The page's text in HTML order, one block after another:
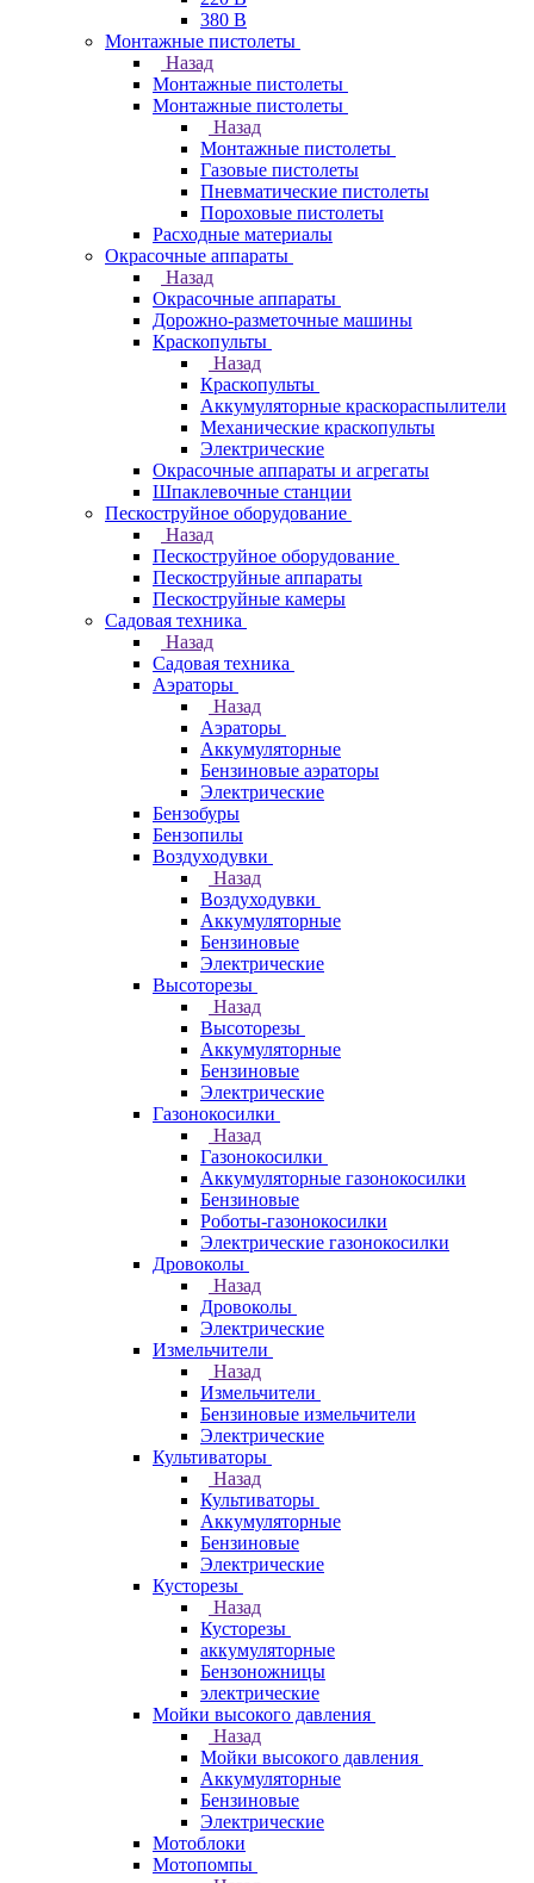
380 В
Монтажные пистолеты
Назад
Монтажные пистолеты
Монтажные пистолеты
Назад
Монтажные пистолеты
Газовые пистолеты
Пневматические пистолеты
Пороховые пистолеты
Расходные материалы
Окрасочные аппараты
Назад
Окрасочные аппараты
Дорожно-разметочные машины
Краскопульты
Назад
Краскопульты
Аккумуляторные краскораспылители
Механические краскопульты
Электрические
Окрасочные аппараты и агрегаты
Шпаклевочные станции
Пескоструйное оборудование
Назад
Пескоструйное оборудование
Пескоструйные аппараты
Пескоструйные камеры
Садовая техника
Назад
Садовая техника
Аэраторы
Назад
Аэраторы
Аккумуляторные
Бензиновые аэраторы
Электрические
Бензобуры
Бензопилы
Воздуходувки
Назад
Воздуходувки
Аккумуляторные
Бензиновые
Электрические
Высоторезы
Назад
Высоторезы
Аккумуляторные
Бензиновые
Электрические
Газонокосилки
Назад
Газонокосилки
Аккумуляторные газонокосилки
Бензиновые
Роботы-газонокосилки
Электрические газонокосилки
Дровоколы
Назад
Дровоколы
Электрические
Измельчители
Назад
Измельчители
Бензиновые измельчители
Электрические
Культиваторы
Назад
Культиваторы
Аккумуляторные
Бензиновые
Электрические
Кусторезы
Назад
Кусторезы
аккумуляторные
Бензоножницы
электрические
Мойки высокого давления
Назад
Мойки высокого давления
Аккумуляторные
Бензиновые
Электрические
Мотоблоки
Мотопомпы